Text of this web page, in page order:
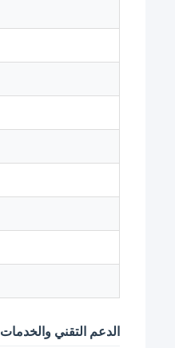
الدعم التقني والخدمات